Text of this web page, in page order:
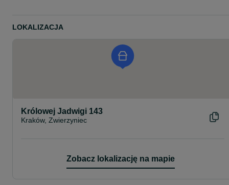
LOKALIZACJA
Królowej Jadwigi 143
Kraków, Zwierzyniec
Zobacz lokalizację na mapie